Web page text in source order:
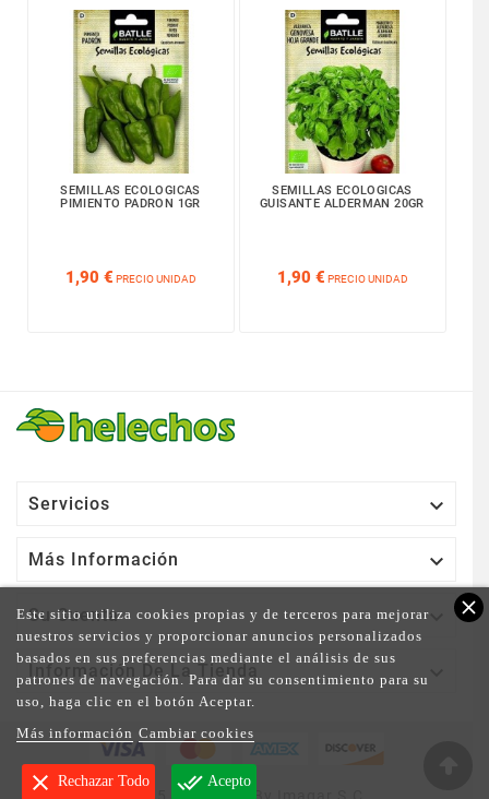
SEMILLAS ECOLOGICAS
PIMIENTO PADRON 1GR
1,90 € PRECIO UNIDAD
SEMILLAS ECOLOGICAS
GUISANTE ALDERMAN 20GR
1,90 € PRECIO UNIDAD
Servicios 
Más Información 
Su Cuenta 
Información De La Tienda 
close
Este sitio utiliza cookies propias y de terceros para mejorar
nuestros servicios y proporcionar anuncios personalizados
basados en sus preferencias mediante el análisis de sus
patrones de navegación. Para dar su consentimiento para su
uso, haga clic en el botón Aceptar.
Más información Cambiar cookies
clear Rechazar Todo done_all Acepto